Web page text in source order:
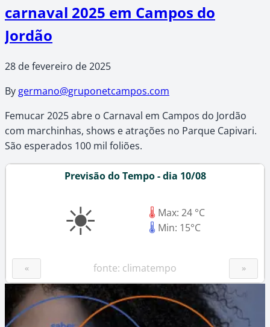
carnaval 2025 em Campos do
Jordão
28 de fevereiro de 2025
By germano@gruponetcampos.com
Femucar 2025 abre o Carnaval em Campos do Jordão
com marchinhas, shows e atrações no Parque Capivari.
São esperados 100 mil foliões.
Previsão do Tempo - dia 10/08
☀ 🌡 Max: 24 °C
🌡 Min: 15°C
« fonte: climatempo »